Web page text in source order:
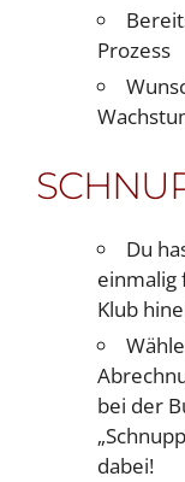
Prozess
Du
einmalig
Klub
bei der
dabei!